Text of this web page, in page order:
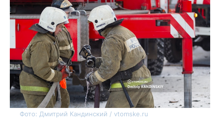
Фото: Дмитрий Кандинский / vtomske.ru